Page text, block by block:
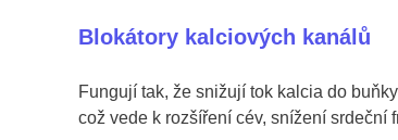
Blokátory kalciových kanálů
Fungují tak, že snižují tok kalcia do
což vede k rozšíření cév, snížení srdeční